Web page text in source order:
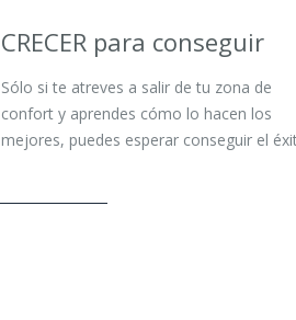
CRECER para conseguir
Sólo si te atreves a salir de tu zona de
confort y aprendes cómo lo hacen los
mejores, puedes esperar conseguir el